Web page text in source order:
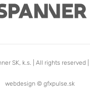
SK, k.s. | All rights reserved |
webdesign © gfxpulse.sk